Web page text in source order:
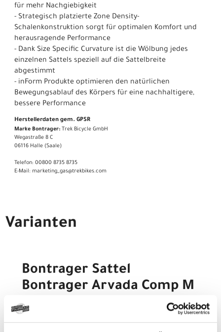
für mehr Nachgiebigkeit
- Strategisch platzierte Zone Density-
Schalenkonstruktion sorgt für optimalen Komfort und
herausragende Performance
- Dank Size Specific Curvature ist die Wölbung jedes
einzelnen Sattels speziell auf die Sattelbreite
abgestimmt
- inForm Produkte optimieren den natürlichen
Bewegungsablauf des Körpers für eine nachhaltigere,
bessere Performance
Herstellerdaten gem. GPSR
Marke Bontrager: Trek Bicycle GmbH
Wegastraße 8 C
06116 Halle (Saale)
Telefon: 00800 8735 8735
E-Mail: marketing_gas@trekbikes.com
Varianten
Bontrager Sattel
Bontrager Arvada Comp M
Black
Modelljahr